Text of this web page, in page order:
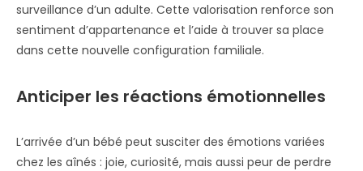
surveillance d’un adulte. Cette valorisation renforce son
sentiment d’appartenance et l’aide à trouver sa place
dans cette nouvelle configuration familiale.
Anticiper les réactions émotionnelles
L’arrivée d’un bébé peut susciter des émotions variées
chez les aînés : joie, curiosité, mais aussi peur de perdre